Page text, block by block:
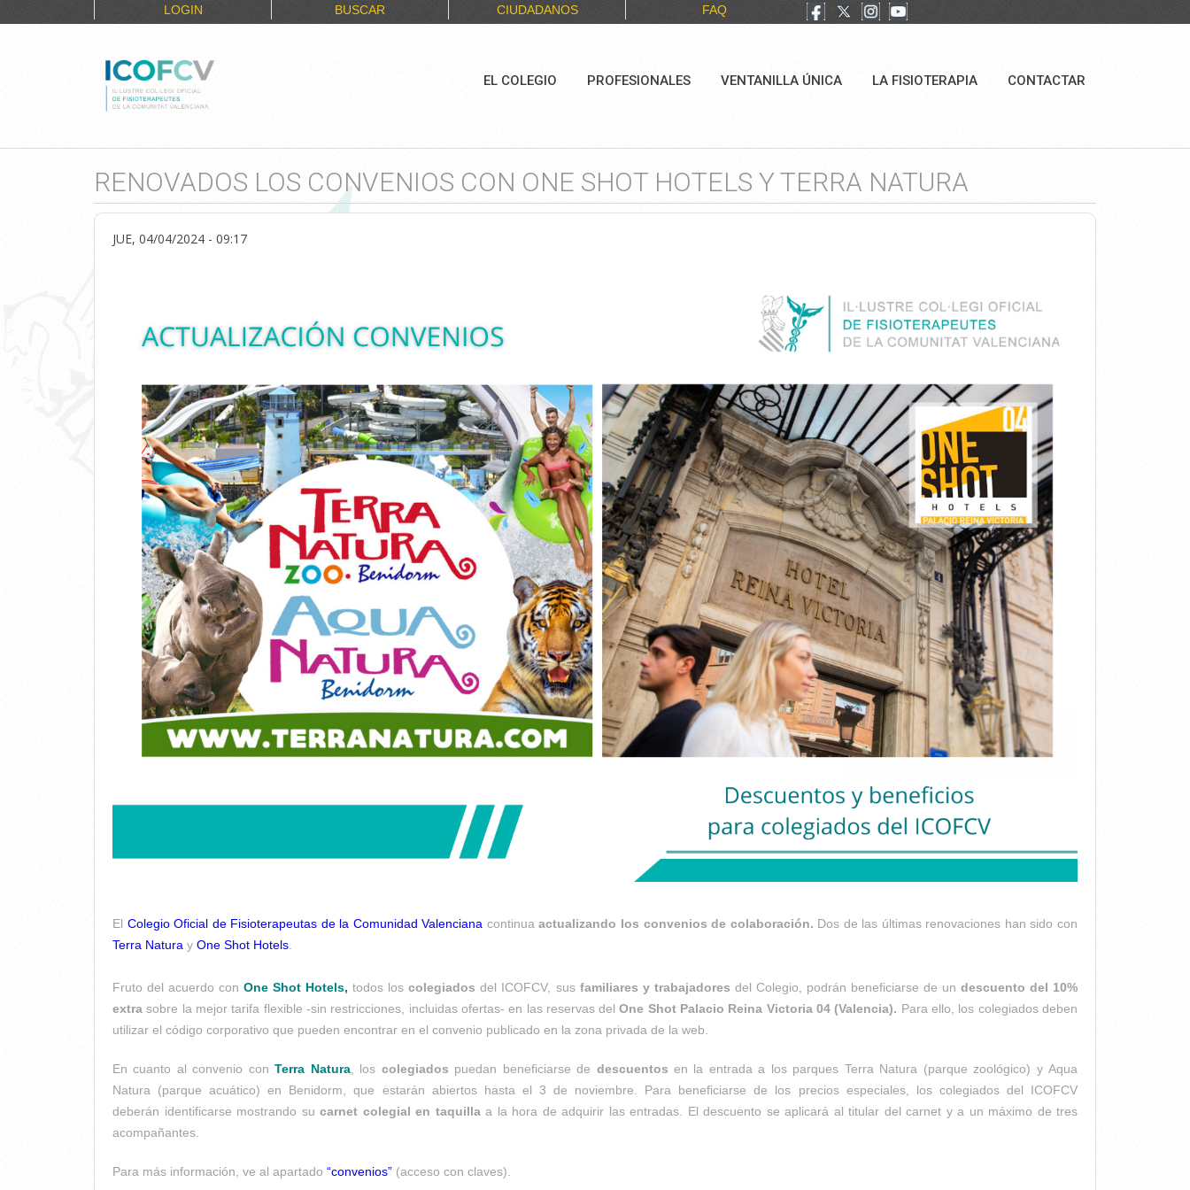
LOGIN BUSCAR CIUDADANOS FAQ
EL COLEGIO PROFESIONALES VENTANILLA ÚNICA LA FISIOTERAPIA CONTACTAR
RENOVADOS LOS CONVENIOS CON ONE SHOT HOTELS Y TERRA NATURA
JUE, 04/04/2024 - 09:17
El Colegio Oficial de Fisioterapeutas de la Comunidad Valenciana continuaactualizando los convenios de colaboración. Dos de las últimas renovaciones han sido con
Terra Natura y One Shot Hotels
Fruto del acuerdo conOne Shot Hotels, todos loscolegiados del ICOFCV, sus familiares y trabajadores del Colegio, podrán beneficiarse de un descuento del 10%
extra sobre la mejor tarifa flexible -sin restricciones, incluidas ofertas- en las reservas delOne Shot Palacio Reina Victoria 04 (Valencia). Para ello, los colegiados deben
utilizar el código corporativo que pueden encontrar en el convenio publicado en la zona privada de la web.
En cuanto al convenio conTerra Natura, los colegiados puedan beneficiarse de descuentos en la entrada a los parques Terra Natura (parque zoológico) y Aqua
Natura (parque acuático) en Benidorm, que estarán abiertos hasta el 3 de noviembre. Para beneficiarse de los precios especiales, los colegiados del ICOFCV
deberán identificarse mostrando su carnet colegial en taquilla a la hora de adquirir las entradas. El descuento se aplicará al titular del carnet y a un máximo de tres
acompañantes.
Para más información, ve al apartado “convenios” (acceso con claves).